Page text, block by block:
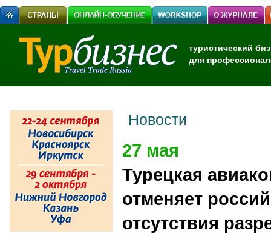
туристический
для
Новости
27 мая
Турецкая
отменяет
отсутствия